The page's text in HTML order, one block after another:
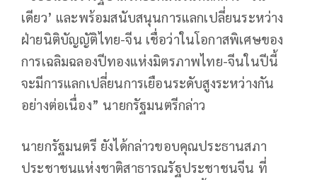
เดียว’ และพร้อมสนับสนุนการแลกเปลี่ยนระหว่าง
ฝ่ายนิติบัญญัติไทย-จีน เชื่อว่าในโอกาสพิเศษของ
การเฉลิมฉลองปีทองแห่งมิตรภาพไทย-จีนในปีนี้
จะมีการแลกเปลี่ยนการเยือนระดับสูงระหว่างกัน
อย่างต่อเนื่อง” นายกรัฐมนตรีกล่าว
นายกรัฐมนตรี ยังได้กล่าวขอบคุณประธานสภา
ประชาชนแห่งชาติสาธารณรัฐประชาชนจีน ที่